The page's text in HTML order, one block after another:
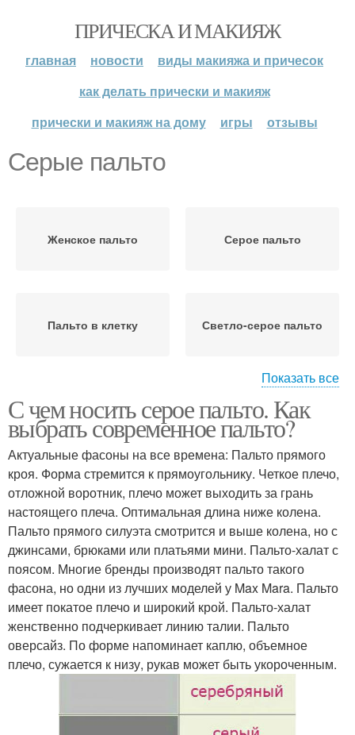
ПРИЧЕСКА И МАКИЯЖ
главная новости
виды макияжа и причесок
как делать прически и макияж
прически и макияж на дому
игры отзывы
Серые пальто
Женское пальто Серое пальто
Пальто в клетку Светло-серое пальто
Пальто с чем Пальто с капюшоном
Темно-серое пальто Короткое пальто
Показать все
С чем носить серое пальто. Как
выбрать современное пальто?
Актуальные фасоны на все времена: Пальто прямого
кроя. Форма стремится к прямоугольнику. Четкое плечо,
отложной воротник, плечо может выходить за грань
настоящего плеча. Оптимальная длина ниже колена.
Пальто прямого силуэта смотрится и выше колена, но с
джинсами, брюками или платьями мини. Пальто-халат с
поясом. Многие бренды производят пальто такого
фасона, но одни из лучших моделей у Max Mara. Пальто
имеет покатое плечо и широкий крой. Пальто-халат
женственно подчеркивает линию талии. Пальто
оверсайз. По форме напоминает каплю, объемное
плечо, сужается к низу, рукав может быть укороченным.